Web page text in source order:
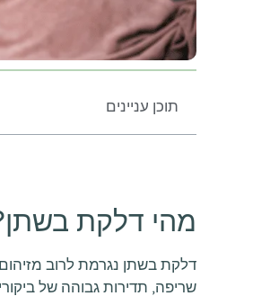
תוכן עניינים
מהי דלקת
דלקת בשתן נגרמת לרוב
שריפה, תדירות גבוהה של